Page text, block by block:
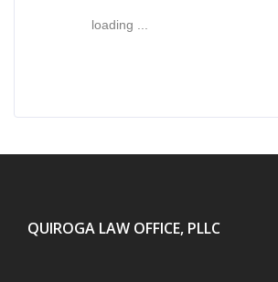
loading ...
QUIROGA LAW OFFICE, PLLC